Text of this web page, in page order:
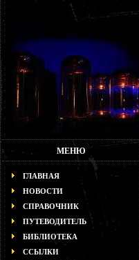
МЕНЮ
ГЛАВНАЯ
НОВОСТИ
СПРАВОЧНИК
ПУТЕВОДИТЕЛЬ
БИБЛИОТЕКА
ССЫЛКИ